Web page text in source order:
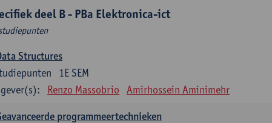
deel B - PBa Elektronica-ict
Structures
1E SEM
Renzo Massobrio Amirhossein Aminimehr
programmeertechnieken